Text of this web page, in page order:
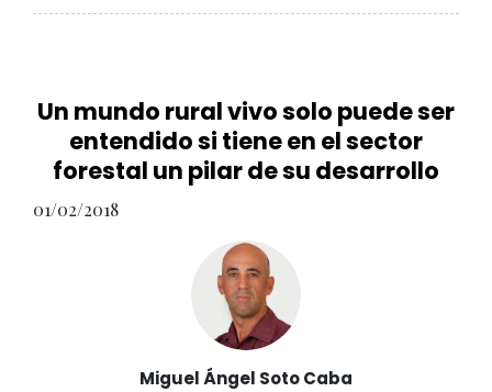
Un mundo rural vivo solo puede ser
entendido si tiene en el sector
forestal un pilar de su desarrollo
01/02/2018
Miguel Ángel Soto Caba